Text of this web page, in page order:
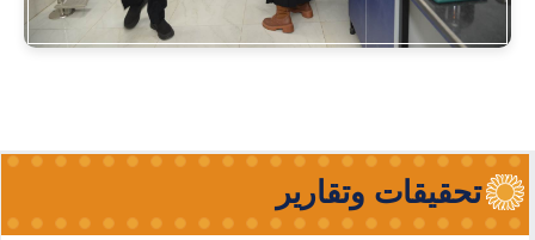
تحقيقات وتقارير